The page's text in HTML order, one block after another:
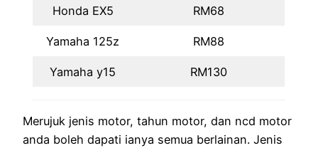
Honda EX5 RM68
Yamaha 125z RM88
Yamaha y15 RM130
Merujuk jenis motor, tahun motor, dan ncd motor
anda boleh dapati ianya semua berlainan. Jenis